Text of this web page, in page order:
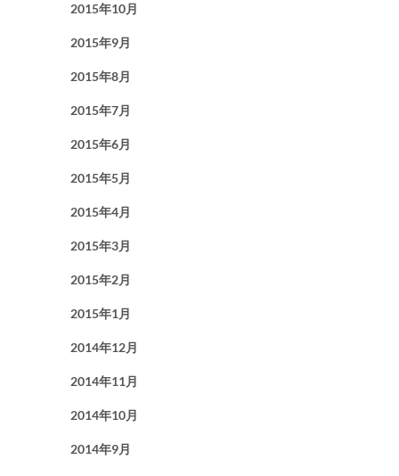
2015年10月
2015年9月
2015年8月
2015年7月
2015年6月
2015年5月
2015年4月
2015年3月
2015年2月
2015年1月
2014年12月
2014年11月
2014年10月
2014年9月